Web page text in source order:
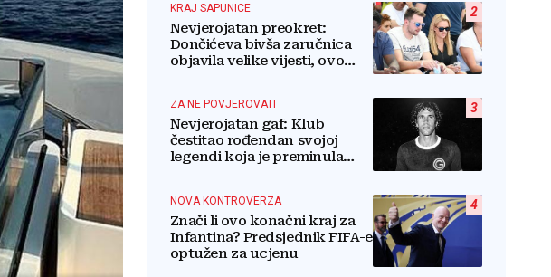
2
KRAJ SAPUNICE
Nevjerojatan preokret:
Dončićeva bivša zaručnica
objavila velike vijesti, ovo
3
ZA NE POVJEROVATI
Nevjerojatan gaf: Klub
čestitao rođendan svojoj
legendi koja je preminula
4
NOVA KONTROVERZA
Znači li ovo konačni kraj za
Infantina? Predsjednik FIFA-e
optužen za ucjenu